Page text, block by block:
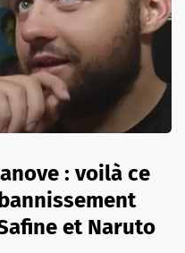
: voilà ce
et Naruto